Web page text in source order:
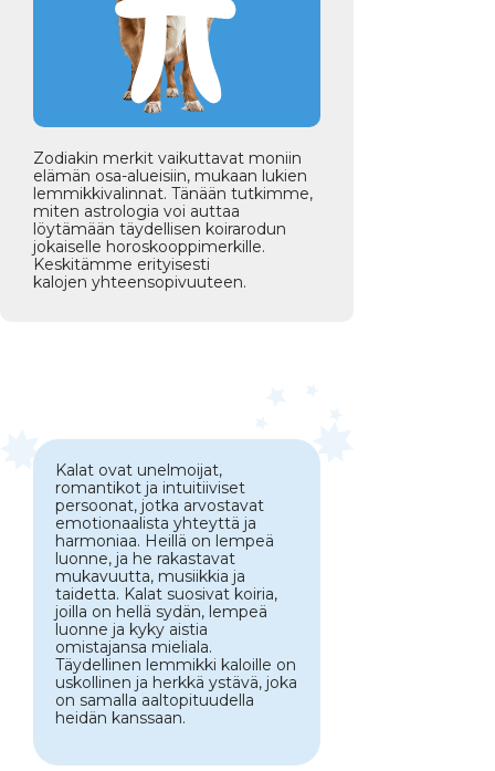
Zodiakin merkit vaikuttavat moniin
elämän osa-alueisiin, mukaan lukien
lemmikkivalinnat. Tänään tutkimme,
miten astrologia voi auttaa
löytämään täydellisen koirarodun
jokaiselle horoskooppimerkille.
Keskitämme erityisesti
kalojen yhteensopivuuteen.
Kalat ovat unelmoijat,
romantikot ja intuitiiviset
persoonat, jotka arvostavat
emotionaalista yhteyttä ja
harmoniaa. Heillä on lempeä
luonne, ja he rakastavat
mukavuutta, musiikkia ja
taidetta. Kalat suosivat koiria,
joilla on hellä sydän, lempeä
luonne ja kyky aistia
omistajansa mieliala.
Täydellinen lemmikki kaloille on
uskollinen ja herkkä ystävä, joka
on samalla aaltopituudella
heidän kanssaan.